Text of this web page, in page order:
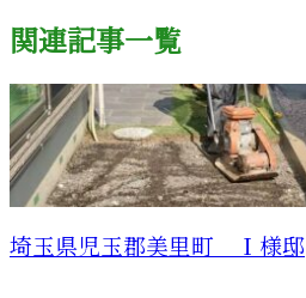
関連記事一覧
埼玉県児玉郡美里町 Ｉ様邸